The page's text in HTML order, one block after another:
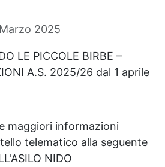
2025
LE PICCOLE BIRBE –
A.S. 2025/26 dal 1 aprile
maggiori informazioni
telematico alla seguente
NIDO